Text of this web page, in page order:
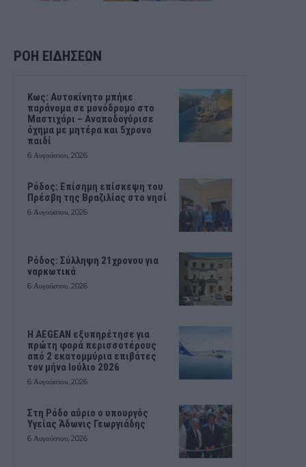
ΡΟΗ ΕΙΔΗΣΕΩΝ
Kως: Αυτοκίνητο μπήκε
παράνομα σε μονόδρομο στο
Μαστιχάρι – Αναποδογύρισε
όχημα με μητέρα και 5χρονο
παιδί
6 Αυγούστου, 2026
Ρόδος: Επίσημη επίσκεψη του
Πρέσβη της Βραζιλίας στο νησί
6 Αυγούστου, 2026
Ρόδος: Σύλληψη 21χρονου για
ναρκωτικά
6 Αυγούστου, 2026
Η AEGEAN εξυπηρέτησε για
πρώτη φορά περισσοτέρους
από 2 εκατομμύρια επιβάτες
τον μήνα Ιούλιο 2026
6 Αυγούστου, 2026
Στη Ρόδο αύριο ο υπουργός
Υγείας Άδωνις Γεωργιάδης
6 Αυγούστου, 2026